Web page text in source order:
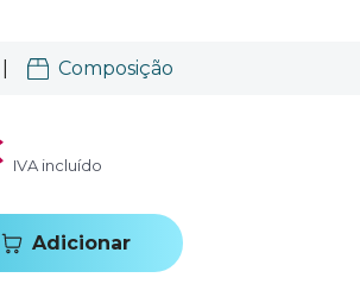
Composição
IVA incluído
Adicionar